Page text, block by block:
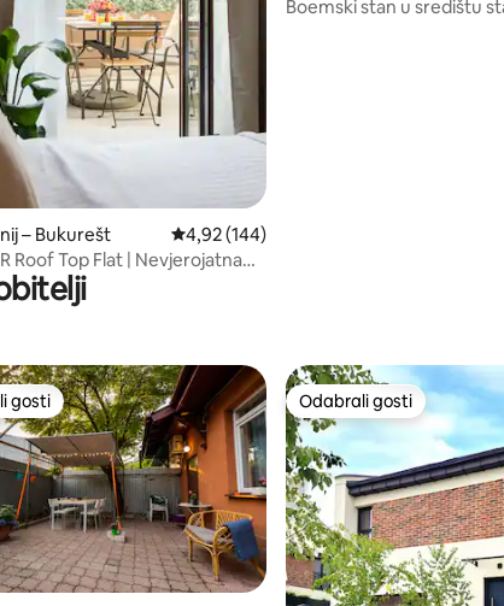
recenzija: 339
– Bukurešt Prosječna ocjena: 4,92/5, recenzija: 144
4,92 (144)
Roof Top Flat | Nevjerojatna
Boemski stan u središtu
gosti
gosti Odabrali gosti
Odabrali gosti